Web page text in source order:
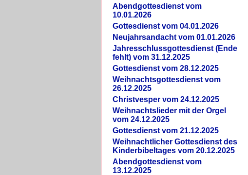
Abendgottesdienst vom
10.01.2026
Gottesdienst vom 04.01.2026
Neujahrsandacht vom 01.01.2026
Jahresschlussgottesdienst (Ende
fehlt) vom 31.12.2025
Gottesdienst vom 28.12.2025
Weihnachtsgottesdienst vom
26.12.2025
Christvesper vom 24.12.2025
Weihnachtslieder mit der Orgel
vom 24.12.2025
Gottesdienst vom 21.12.2025
Weihnachtlicher Gottesdienst des
Kinderbibeltages vom 20.12.2025
Abendgottesdienst vom
13.12.2025